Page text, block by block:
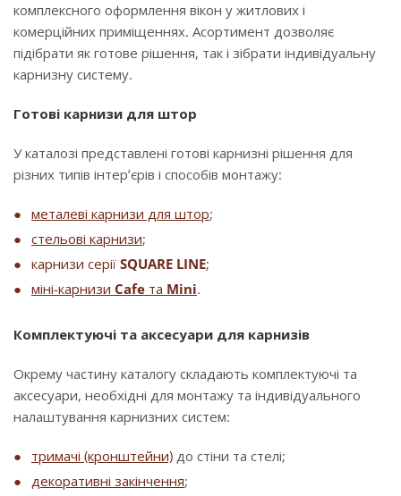
комплексного оформлення вікон у житлових і
комерційних приміщеннях. Асортимент дозволяє
підібрати як готове рішення, так і зібрати індивідуальну
карнизну систему.
Готові карнизи для штор
У каталозі представлені готові карнизні рішення для
різних типів інтер’єрів і способів монтажу:
металеві карнизи для штор;
стельові карнизи;
карнизи серії SQUARE LINE;
міні-карнизи Cafe та Mini.
Комплектуючі та аксесуари для карнизів
Окрему частину каталогу складають комплектуючі та
аксесуари, необхідні для монтажу та індивідуального
налаштування карнизних систем:
тримачі (кронштейни) до стіни та стелі;
декоративні закінчення;